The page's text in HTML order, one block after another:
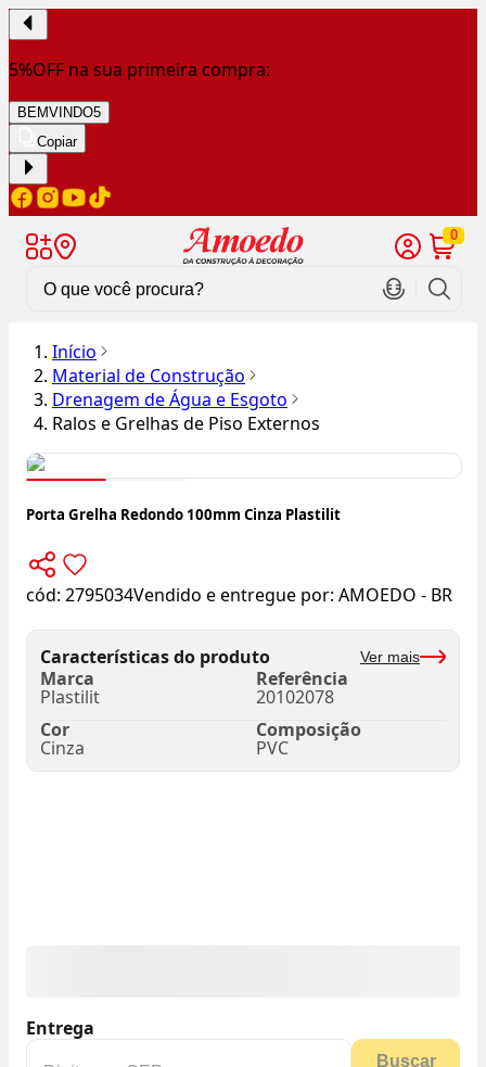
5%OFF na sua primeira compra:
BEMVINDO5
Copiar
0
Início
Material de Construção
Drenagem de Água e Esgoto
Ralos e Grelhas de Piso Externos
Porta Grelha Redondo 100mm Cinza Plastilit
cód: 2795034Vendido e entregue por: AMOEDO - BR
Características do produto Ver mais
Marca
Plastilit
Referência
20102078
Cor
Cinza
Composição
PVC
Entrega
Buscar